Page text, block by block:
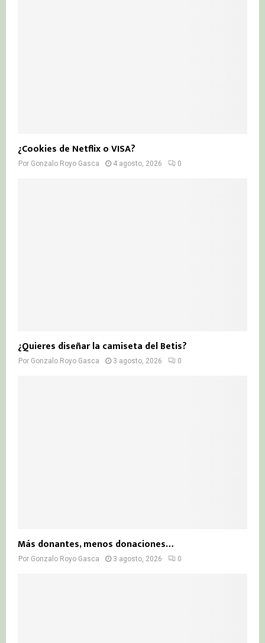
¿Cookies de Netflix o VISA?
Por Gonzalo Royo Gasca 4 agosto, 2026 0
¿Quieres diseñar la camiseta del Betis?
Por Gonzalo Royo Gasca 3 agosto, 2026 0
Más donantes, menos donaciones…
Por Gonzalo Royo Gasca 3 agosto, 2026 0